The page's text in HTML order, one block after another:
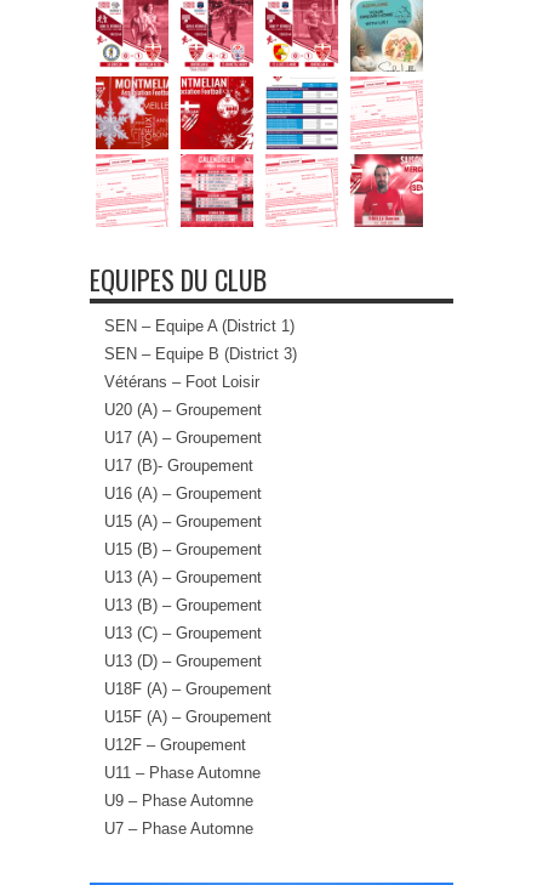
EQUIPES DU CLUB
SEN – Equipe A (District 1)
SEN – Equipe B (District 3)
Vétérans – Foot Loisir
U20 (A) – Groupement
U17 (A) – Groupement
U17 (B)- Groupement
U16 (A) – Groupement
U15 (A) – Groupement
U15 (B) – Groupement
U13 (A) – Groupement
U13 (B) – Groupement
U13 (C) – Groupement
U13 (D) – Groupement
U18F (A) – Groupement
U15F (A) – Groupement
U12F – Groupement
U11 – Phase Automne
U9 – Phase Automne
U7 – Phase Automne